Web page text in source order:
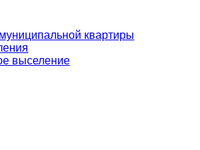
квартиры
выселение